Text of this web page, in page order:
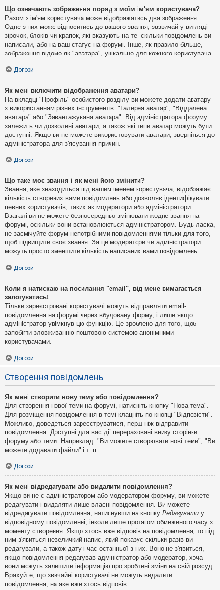
Що означають зображення поряд з моїм ім'ям користувача?
Разом з ім'ям користувача може відображатись два зображення.
Одне з них може відноситись до вашого звання, зазвичай у вигляді
зірочок, блоків чи крапок, які вказують на те, скільки повідомлень ви
написали, або на ваш статус на форумі. Інше, як правило більше,
зображення відомо як "аватара", унікальне для кожного користувача.
Догори
Як мені включити відображення аватари?
На вкладці "Профіль" особистого розділу ви можете додати аватару
з використанням різних інструментів: "Галерея аватар", "Віддалена
аватара" або "Завантажувана аватара". Від адміністратора форуму
залежить чи дозволені аватари, а також які типи аватар можуть бути
доступні. Якщо ви не можете використовувати аватари, зверніться до
адміністратора для з'ясування причин.
Догори
Що таке моє звання і як мені його змінити?
Звання, яке знаходиться під вашим іменем користувача, відображає
кількість створених вами повідомлень або дозволяє ідентифікувати
певних користувачів, таких як модератори або адміністратори.
Взагалі ви не можете безпосередньо змінювати жодне звання на
форумі, оскільки вони встановлюються адміністратором. Будь ласка,
не засмічуйте форум непотрібними повідомленнями тільки для того,
щоб підвищити своє звання. За це модератори чи адміністратори
можуть просто зменшити кількість написаних вами повідомлень.
Догори
Коли я натискаю на посилання "email", від мене вимагається
залогуватись!
Тільки зареєстровані користувачі можуть відправляти email-
повідомлення на форумі через вбудовану форму, і лише якщо
адміністратор увімкнув цю функцію. Це зроблено для того, щоб
запобігти зловживанню поштовою системою анонімними
користувачами.
Догори
Створення повідомлень
Як мені створити нову тему або повідомлення?
Для створення нової теми на форумі, натисніть кнопку "Нова тема".
Для розміщення повідомлення в темі клацніть по кнопці "Відповісти".
Можливо, доведеться зареєструватися, перш ніж відправити
повідомлення. Доступні для вас дії перераховані внизу сторінки
форуму або теми. Наприклад: "Ви можете створювати нові теми", "Ви
можете додавати файли" і т. п.
Догори
Як мені відредагувати або видалити повідомлення?
Якщо ви не є адміністратором або модератором форуму, ви можете
редагувати і видаляти лише власні повідомлення. Ви можете
відредагувати повідомлення, натиснувши на кнопку Редагувати у
відповідному повідомленні, інколи лише протягом обмеженого часу з
моменту створення. Якщо хтось вже відповів на повідомлення, то під
ним з'явиться невеличкий напис, який показує скільки разів ви
редагували, а також дату і час останньої з них. Воно не з'явиться,
якщо повідомлення редагував адміністратор або модератор, хоча
вони можуть залишити інформацію про зроблені зміни на свій розсуд.
Врахуйте, що звичайні користувачі не можуть видалити
повідомлення, на яке вже хтось відповів.